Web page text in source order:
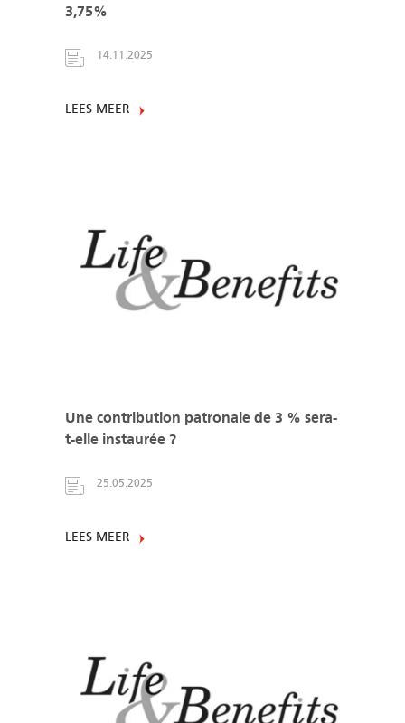
3,75%
14.11.2025
LEES MEER
Une contribution patronale de 3 % sera-
t-elle instaurée ?
25.05.2025
LEES MEER